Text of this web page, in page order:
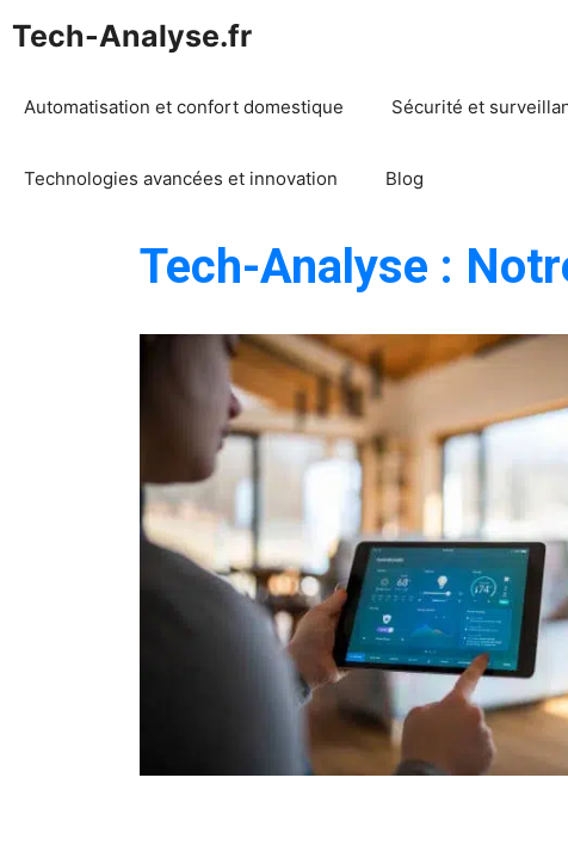
auTech-Analyse.fr
Automatisation et confort domestique Sécurité et
Technologies avancées et innovation Blog
Tech-Analyse :